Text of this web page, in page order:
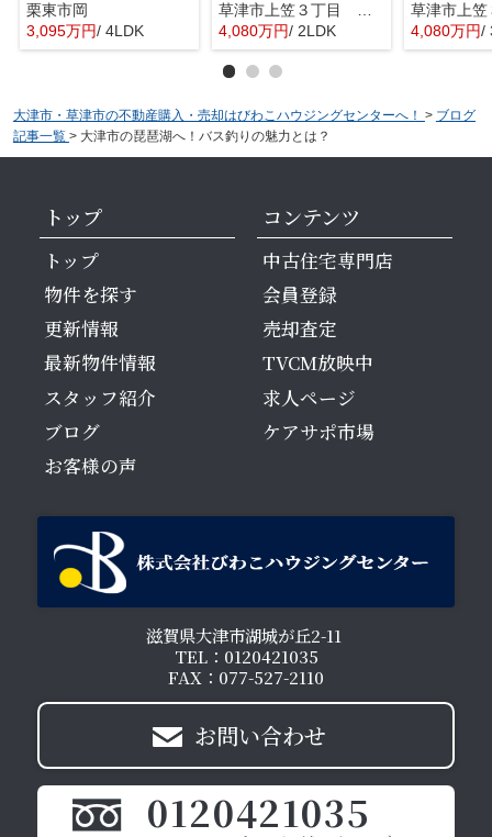
栗東市岡
3,095万円/ 4LDK
草津市上笠３丁目 分譲2区画2号棟
4,080万円/ 2LDK 4,080万円/
大津市・草津市の不動産購入・売却はびわこハウジングセンターへ！ > ブログ
記事一覧 > 大津市の琵琶湖へ！バス釣りの魅力とは？
トップ
トップ
物件を探す
更新情報
最新物件情報
スタッフ紹介
ブログ
お客様の声
コンテンツ
中古住宅専門店
会員登録
売却査定
TVCM放映中
求人ページ
ケアサポ市場
滋賀県大津市湖城が丘2-11
TEL：0120421035
FAX：077-527-2110
お問い合わせ
0120421035